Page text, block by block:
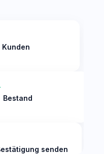
Kunden
Bestand
senden